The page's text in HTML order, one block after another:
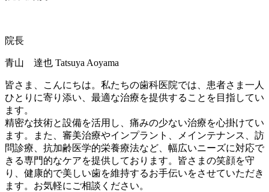
院長
青山 達也 Tatsuya Aoyama
皆さま、こんにちは。私たちの歯科医院では、患者さま一人
ひとりに寄り添い、最適な治療を提供することを目指してい
ます。
精密な技術と設備を活用し、痛みの少ない治療を心掛けてい
ます。また、審美治療やインプラント、メインテナンス、訪
問診療、抗加齢医学的栄養療法など、幅広いニーズに対応で
きる専門的なケアを提供しております。皆さまの笑顔を守
り、健康的で美しい歯を維持するお手伝いをさせていただき
ます。お気軽にご相談ください。